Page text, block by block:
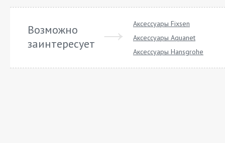
Возможно
заинтересует
Аксессуары Fixsen
Аксессуары Aquanet
Аксессуары Hansgrohe